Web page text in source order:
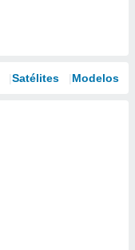
Satélites Modelos